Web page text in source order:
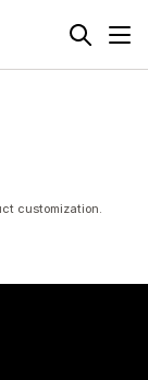
customization.